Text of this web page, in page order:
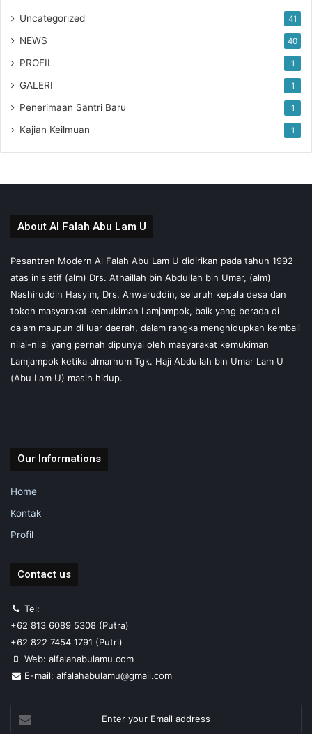
Uncategorized 41
NEWS 40
PROFIL 1
GALERI 1
Penerimaan Santri Baru 1
Kajian Keilmuan 1
About Al Falah Abu Lam U
Pesantren Modern Al Falah Abu Lam U didirikan pada tahun 1992
atas inisiatif (alm) Drs. Athaillah bin Abdullah bin Umar, (alm)
Nashiruddin Hasyim, Drs. Anwaruddin, seluruh kepala desa dan
tokoh masyarakat kemukiman Lamjampok, baik yang berada di
dalam maupun di luar daerah, dalam rangka menghidupkan kembali
nilai-nilai yang pernah dipunyai oleh masyarakat kemukiman
Lamjampok ketika almarhum Tgk. Haji Abdullah bin Umar Lam U
(Abu Lam U) masih hidup.
Our Informations
Home
Kontak
Profil
Contact us
Tel:
+62 813 6089 5308 (Putra)
+62 822 7454 1791 (Putri)
Web: alfalahabulamu.com
E-mail: alfalahabulamu@gmail.com
your